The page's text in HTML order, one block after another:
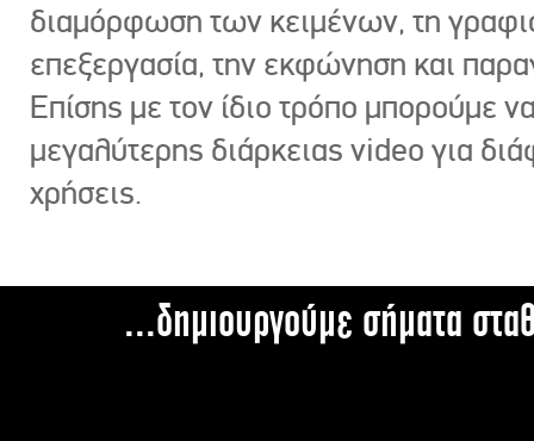
διαμόρφωση των κειμένων, τη
επεξεργασία, την εκφώνηση και
Επίσης με τον ίδιο τρόπο μπορούμε
μεγαλύτερης διάρκειας video για
χρήσεις.
...δημιουργούμε σήματα